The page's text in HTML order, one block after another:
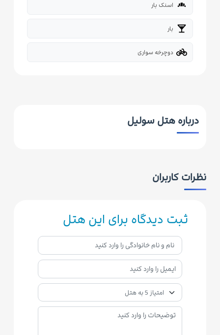
bakery_dining اسنک بار
local_bar بار
pedal_bike دوچرخه سواری
درباره هتل سولیل
نظرات کاربران
ثبت دیدگاه برای این هتل